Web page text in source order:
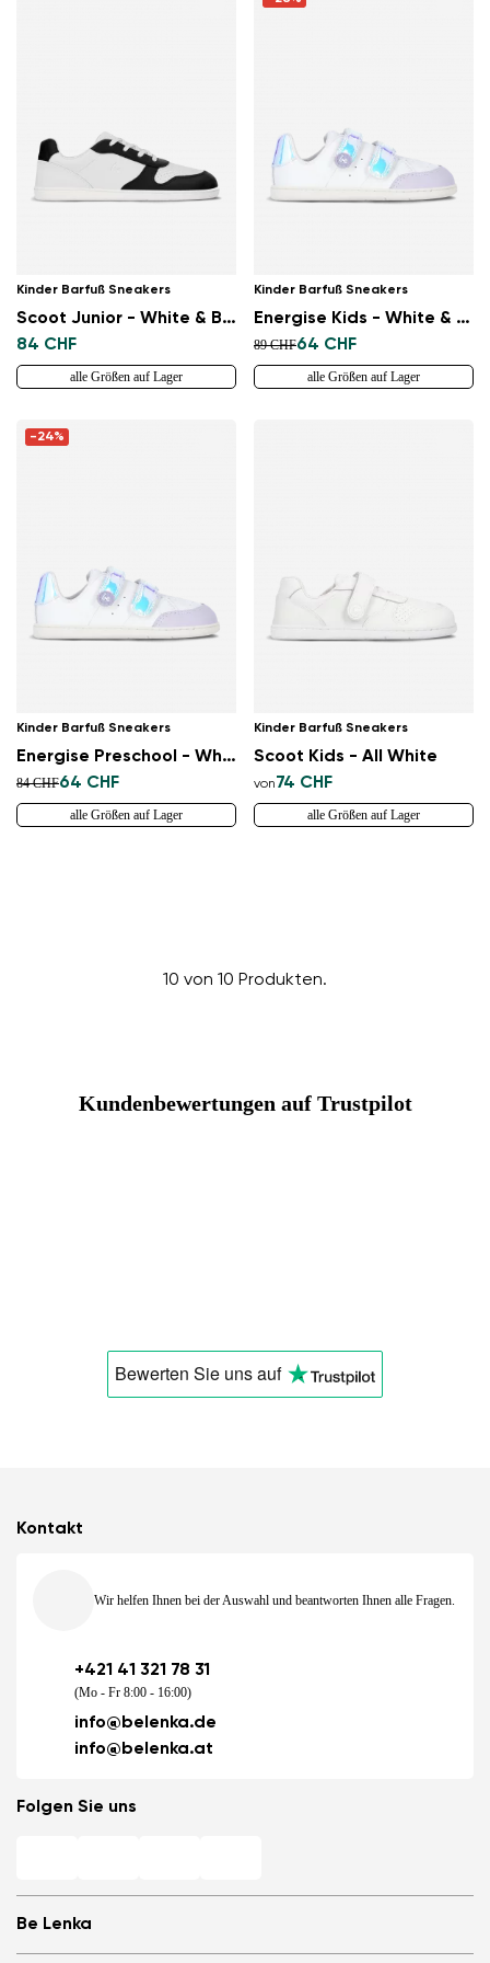
Land ändern
Kinder Barfuß Sneakers
Scoot Junior - White & Black
84 CHF
alle Größen auf Lager
Kinder Barfuß Sneakers
Energise Kids - White & Iridescent
89 CHF64 CHF
alle Größen auf Lager
-24%
Kinder Barfuß Sneakers
Energise Preschool - White & Iridescent
84 CHF64 CHF
alle Größen auf Lager
Kinder Barfuß Sneakers
Scoot Kids - All White
von74 CHF
alle Größen auf Lager
10 von 10 Produkten.
Kundenbewertungen auf Trustpilot
Bewerten Sie unsauf
Be Lenka
Kontakt
Wir helfen Ihnen bei der Auswahl und beantworten Ihnen alle Fragen.
+421 41 321 78 31
(Mo - Fr 8:00 - 16:00)
info@belenka.de
info@belenka.at
Folgen Sie uns